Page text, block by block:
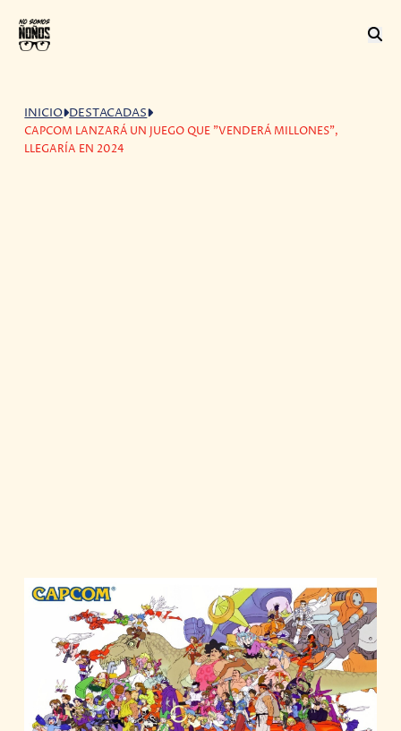
INICIO DESTACADAS
CAPCOM LANZARÁ UN JUEGO QUE "VENDERÁ MILLONES",
LLEGARÍA EN 2024